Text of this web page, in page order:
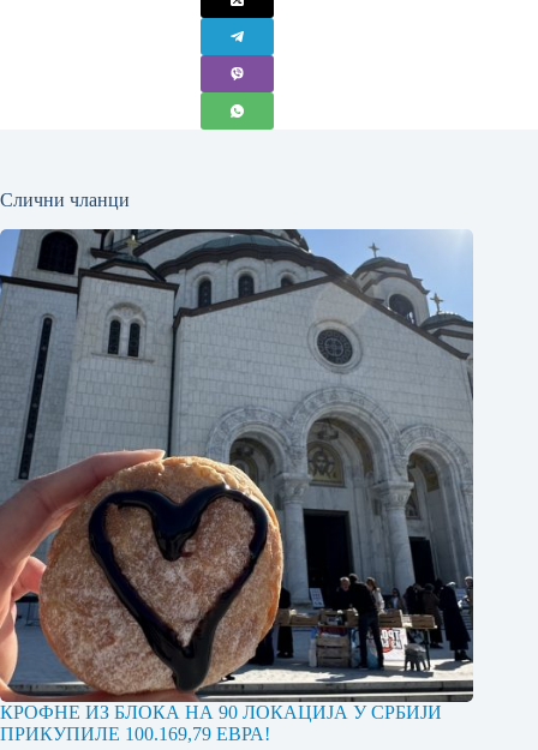
Слични чланци
КРОФНЕ ИЗ БЛОКА НА 90 ЛОКАЦИЈА У СРБИЈИ
ПРИКУПИЛЕ 100.169,79 ЕВРА!